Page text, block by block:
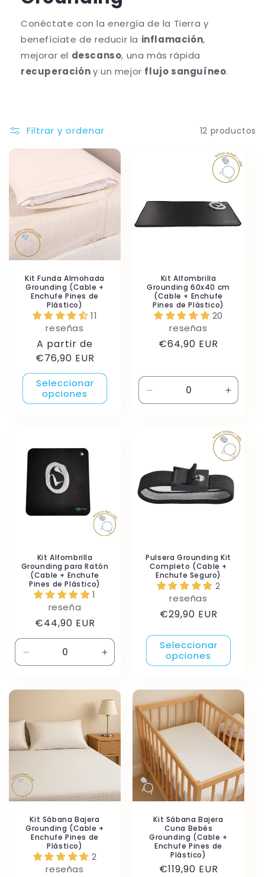
Conéctate con la energía de la Tierra y
benefíciate de reducir la inflamación,
mejorar el descanso, una más rápida
recuperacióny un mejor flujo sanguíneo.
Filtrar y ordenar 12 productos
Kit Funda Almohada
Grounding (Cable +
Enchufe Pines de
Plástico)
11
reseñas
Precio
habitual
A partir de
€76,90 EUR
Seleccionar
opciones
Kit Alfombrilla
Grounding 60x40 cm
(Cable + Enchufe
Pines de Plástico)
20
reseñas
Precio
€64,90 EUR
cantidad
Default
Title
Kit Alfombrilla
Grounding para Ratón
(Cable + Enchufe
Pines de Plástico)
1
reseña
Precio
habitual
€44,90 EUR
cantidad
Aumentar
cantidad
Default
Title
Pulsera Grounding Kit
Completo (Cable +
Enchufe Seguro)
2
reseñas
Precio
€29,90 EUR
Seleccionar
opciones
Kit Sábana Bajera
Grounding (Cable +
Enchufe Pines de
Plástico)
2
reseñas
Kit Sábana Bajera
Cuna Bebés
Grounding (Cable +
Enchufe Pines de
Plástico)
Precio
€119,90 EUR